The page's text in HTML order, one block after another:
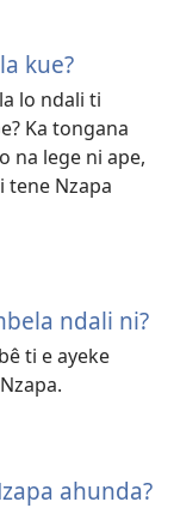
kue?
lo ndali ti
Ka tongana
na lege ni ape,
tene Nzapa
ndali ni?
ti e ayeke
ahunda?